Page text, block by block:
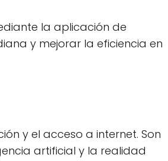
la aplicación de
y mejorar la eficiencia en
y el acceso a internet. Son
artificial y la realidad